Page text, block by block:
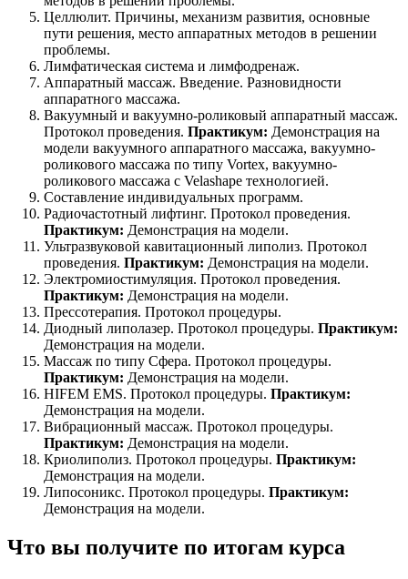
Целлюлит. Причины, механизм развития, основные
пути решения, место аппаратных методов в решении
проблемы.
Лимфатическая система и лимфодренаж.
Аппаратный массаж. Введение. Разновидности
аппаратного массажа.
Вакуумный и вакуумно-роликовый аппаратный массаж.
Протокол проведения. Практикум: Демонстрация на
модели вакуумного аппаратного массажа, вакуумно-
роликового массажа по типу Vortex, вакуумно-
роликового массажа с Velashape технологией.
Составление индивидуальных программ.
Радиочастотный лифтинг. Протокол проведения.
Практикум: Демонстрация на модели.
Ультразвуковой кавитационный липолиз. Протокол
проведения. Практикум: Демонстрация на модели.
Электромиостимуляция. Протокол проведения.
Практикум: Демонстрация на модели.
Прессотерапия. Протокол процедуры.
Диодный липолазер. Протокол процедуры. Практикум:
Демонстрация на модели.
Массаж по типу Сфера. Протокол процедуры.
Практикум: Демонстрация на модели.
HIFEM EMS. Протокол процедуры. Практикум:
Демонстрация на модели.
Вибрационный массаж. Протокол процедуры.
Практикум: Демонстрация на модели.
Криолиполиз. Протокол процедуры. Практикум:
Демонстрация на модели.
Липосоникс. Протокол процедуры. Практикум:
Демонстрация на модели.
Что вы получите по итогам курса